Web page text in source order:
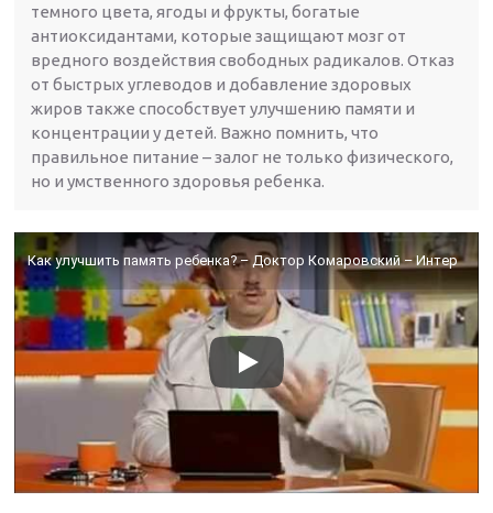
темного цвета, ягоды и фрукты, богатые
антиоксидантами, которые защищают мозг от
вредного воздействия свободных радикалов. Отказ
от быстрых углеводов и добавление здоровых
жиров также способствует улучшению памяти и
концентрации у детей. Важно помнить, что
правильное питание – залог не только физического,
но и умственного здоровья ребенка.
Как улучшить память ребенка? – Доктор Комаровский – Интер